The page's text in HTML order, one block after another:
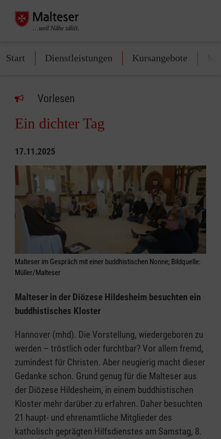
Start Dienstleistungen Kursangebote
Vorlesen
Ein dichter Tag
17.11.2025
Malteser im Gespräch mit einer buddhistischen Nonne; Bildquelle:
Müller/Malteser
Malteser in der Diözese Hildesheim besuchten ein
buddhistisches Kloster
Hannover (mhd). Die Vorstellung, wiedergeboren zu
werden – tröstlich oder furchtbar? Vor allem fremd,
zumindest für Christen. Aber neugierig macht dieser
Gedanke schon. Grund genug für die Malteser aus
der Diözese Hildesheim, in einem buddhistischen
Kloster mehr darüber zu erfahren. Daher besuchten
21 haupt- und ehrenamtliche Mitglieder des
katholisch geprägten Hilfsdienstes am Samstag, 8.